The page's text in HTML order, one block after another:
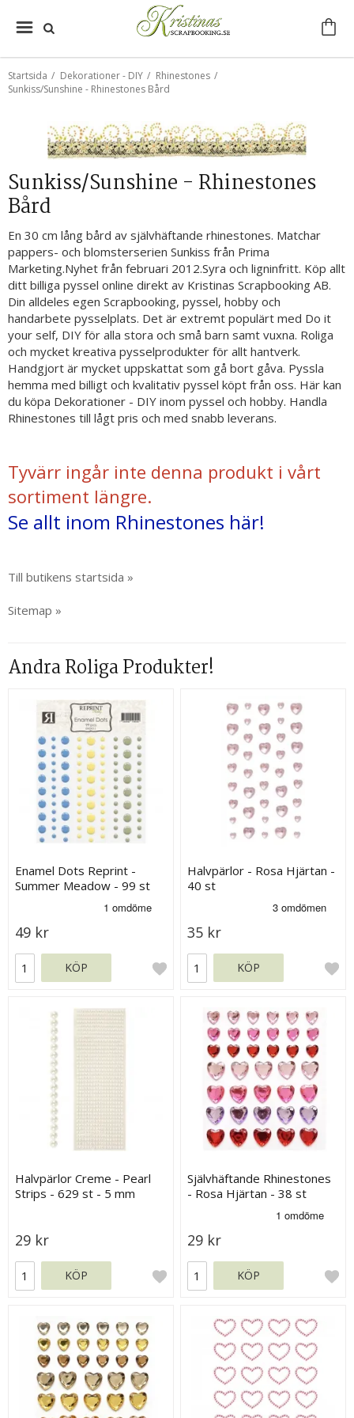
Startsida / Dekorationer - DIY / Rhinestones /
Sunkiss/Sunshine - Rhinestones Bård
Sunkiss/Sunshine - Rhinestones
Bård
En 30 cm lång bård av självhäftande rhinestones. Matchar
pappers- och blomsterserien Sunkiss från Prima
Marketing.Nyhet från februari 2012.Syra och ligninfritt. Köp allt
ditt billiga pyssel online direkt av Kristinas Scrapbooking AB.
Din alldeles egen Scrapbooking, pyssel, hobby och
handarbete pysselplats. Det är extremt populärt med Do it
your self, DIY för alla stora och små barn samt vuxna. Roliga
och mycket kreativa pysselprodukter för allt hantverk.
Handgjort är mycket uppskattat som gå bort gåva. Pyssla
hemma med billigt och kvalitativ pyssel köpt från oss. Här kan
du köpa Dekorationer - DIY inom pyssel och hobby. Handla
Rhinestones till lågt pris och med snabb leverans.
Tyvärr ingår inte denna produkt i vårt
sortiment längre.
Se allt inom Rhinestones här!
Till butikens startsida »
Sitemap »
Andra Roliga Produkter!
Enamel Dots Reprint -
Summer Meadow - 99 st
49 kr
KÖP
Halvpärlor - Rosa Hjärtan -
40 st
35 kr
KÖP
Halvpärlor Creme - Pearl
Strips - 629 st - 5 mm
29 kr
KÖP
Självhäftande Rhinestones
- Rosa Hjärtan - 38 st
29 kr
KÖP